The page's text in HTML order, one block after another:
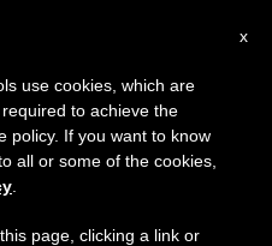
فرنسا: مكان
x
use cookies, which are
to achieve the
policy. If you want to know
all or some of the cookies,
page, clicking a link or